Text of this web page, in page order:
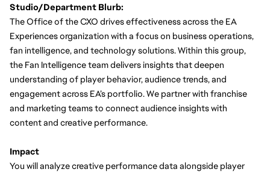
Studio/Department Blurb:
The Office of the CXO drives effectiveness across the EA
Experiences organization with a focus on business operations,
fan intelligence, and technology solutions. Within this group,
the Fan Intelligence team delivers insights that deepen
understanding of player behavior, audience trends, and
engagement across EA’s portfolio. We partner with franchise
and marketing teams to connect audience insights with
content and creative performance.
Impact
You will analyze creative performance data alongside player